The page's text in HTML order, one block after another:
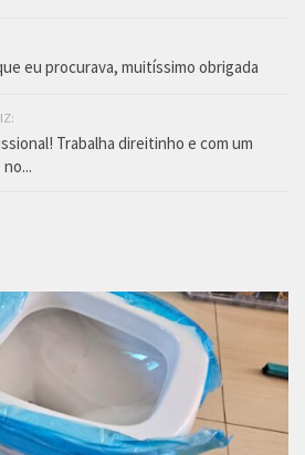
eu procurava, muitíssimo obrigada
Trabalha direitinho e com um